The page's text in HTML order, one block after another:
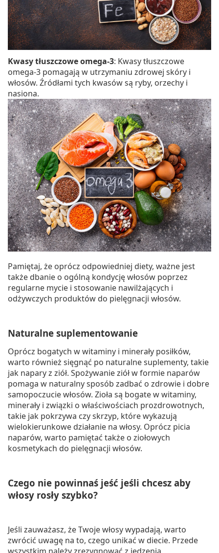
Kwasy tłuszczowe omega-3: Kwasy tłuszczowe
omega-3 pomagają w utrzymaniu zdrowej skóry i
włosów. Źródłami tych kwasów są ryby, orzechy i
nasiona.
Pamiętaj, że oprócz odpowiedniej diety, ważne jest
także dbanie o ogólną kondycję włosów poprzez
regularne mycie i stosowanie nawilżających i
odżywczych produktów do pielęgnacji włosów.
Naturalne suplementowanie
Oprócz bogatych w witaminy i minerały posiłków,
warto również sięgnąć po naturalne suplementy, takie
jak napary z ziół. Spożywanie ziół w formie naparów
pomaga w naturalny sposób zadbać o zdrowie i dobre
samopoczucie włosów. Zioła są bogate w witaminy,
minerały i związki o właściwościach prozdrowotnych,
takie jak pokrzywa czy skrzyp, które wykazują
wielokierunkowe działanie na włosy. Oprócz picia
naparów, warto pamiętać także o ziołowych
kosmetykach do pielęgnacji włosów.
Czego nie powinnaś jeść jeśli chcesz aby
włosy rosły szybko?
Jeśli zauważasz, że Twoje włosy wypadają, warto
zwrócić uwagę na to, czego unikać w diecie. Przede